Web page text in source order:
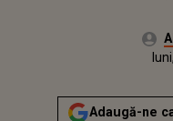
Adaugă-ne